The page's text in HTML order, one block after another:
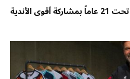
انطلاق دوري جوّي للنخبة تحت 21 عاماً بمشاركة أقوى الأندية